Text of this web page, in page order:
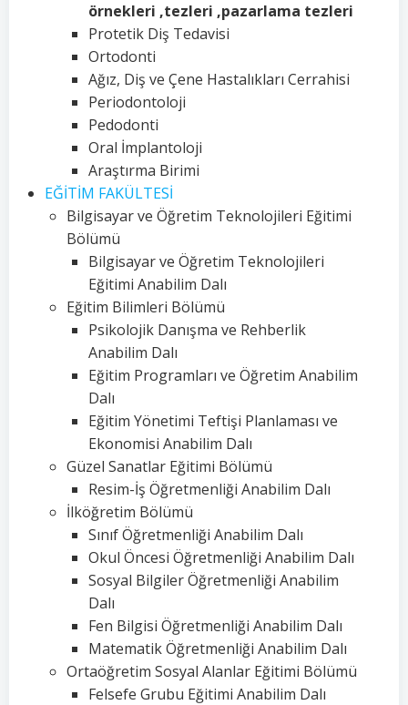
örnekleri ,tezleri ,pazarlama tezleri
Protetik Diş Tedavisi
Ortodonti
Ağız, Diş ve Çene Hastalıkları Cerrahisi
Periodontoloji
Pedodonti
Oral İmplantoloji
Araştırma Birimi
EĞİTİM FAKÜLTESİ
Bilgisayar ve Öğretim Teknolojileri Eğitimi
Bölümü
Bilgisayar ve Öğretim Teknolojileri
Eğitimi Anabilim Dalı
Eğitim Bilimleri Bölümü
Psikolojik Danışma ve Rehberlik
Anabilim Dalı
Eğitim Programları ve Öğretim Anabilim
Dalı
Eğitim Yönetimi Teftişi Planlaması ve
Ekonomisi Anabilim Dalı
Güzel Sanatlar Eğitimi Bölümü
Resim-İş Öğretmenliği Anabilim Dalı
İlköğretim Bölümü
Sınıf Öğretmenliği Anabilim Dalı
Okul Öncesi Öğretmenliği Anabilim Dalı
Sosyal Bilgiler Öğretmenliği Anabilim
Dalı
Fen Bilgisi Öğretmenliği Anabilim Dalı
Matematik Öğretmenliği Anabilim Dalı
Ortaöğretim Sosyal Alanlar Eğitimi Bölümü
Felsefe Grubu Eğitimi Anabilim Dalı